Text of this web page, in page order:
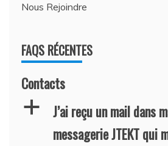
Nous Rejoindre
FAQS RÉCENTES
Contacts
a
J’ai reçu un mail dans
messagerie JTEKT qui